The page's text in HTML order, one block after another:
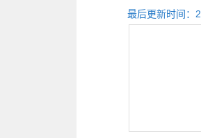
最后更新时间：